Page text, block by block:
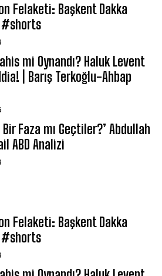
Felaketi: Başkent Dakka
#shorts
mi Oynandı? Haluk Levent
| Barış Terkoğlu-Ahbap
Faza mı Geçtiler?’ Abdullah
ABD Analizi
Felaketi: Başkent Dakka
#shorts